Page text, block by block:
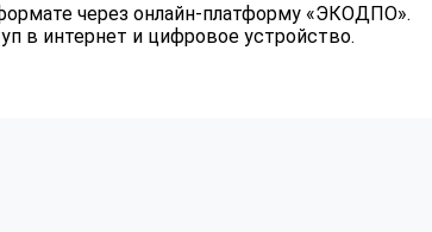
через онлайн-платформу «ЭКОДПО».
в интернет и цифровое устройство.